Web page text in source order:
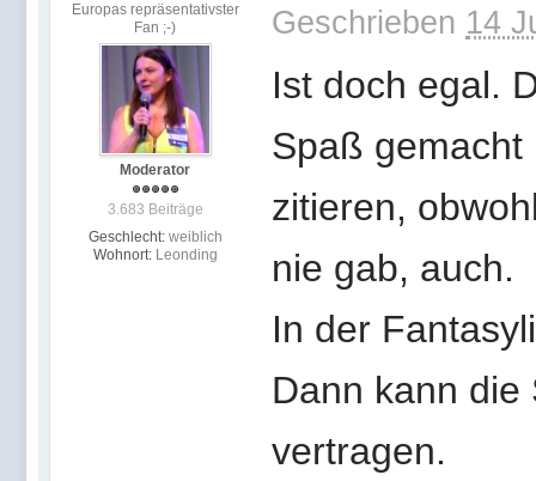
Europas repräsentativster
Fan ;-)
Moderator
3.683 Beiträge
Geschlecht: weiblich
Wohnort: Leonding
Geschrieben 14
Ist doch egal.
Spaß gemacht
zitieren,
nie gab, auch.
In der
Dann kann die
vertragen.